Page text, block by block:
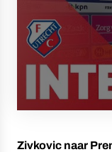
Zivkovic naar